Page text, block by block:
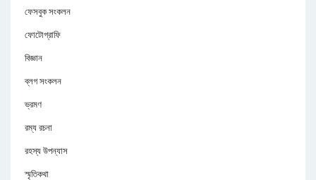
ফেসবুক সংকলন
ফোটোগ্রাফি
বিজ্ঞান
ব্লগ সংকলন
ভ্রমণ
রম্য রচনা
রহস্য উপন্যাস
স্মৃতিকথা